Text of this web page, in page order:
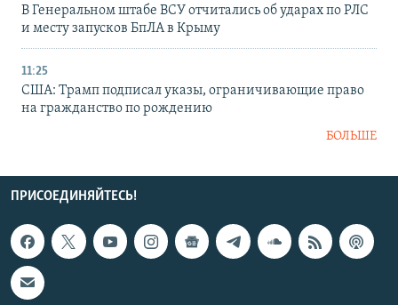
В Генеральном штабе ВСУ отчитались об ударах по РЛС
и месту запусков БпЛА в Крыму
11:25
США: Трамп подписал указы, ограничивающие право
на гражданство по рождению
БОЛЬШЕ
ПРИСОЕДИНЯЙТЕСЬ!